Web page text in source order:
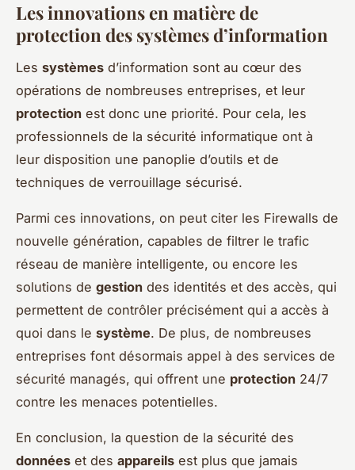
Les innovations en matière de
protection des systèmes d’information
Les systèmes d’information sont au cœur des
opérations de nombreuses entreprises, et leur
protection est donc une priorité. Pour cela, les
professionnels de la sécurité informatique ont à
leur disposition une panoplie d’outils et de
techniques de verrouillage sécurisé.
Parmi ces innovations, on peut citer les Firewalls de
nouvelle génération, capables de filtrer le trafic
réseau de manière intelligente, ou encore les
solutions de gestion des identités et des accès, qui
permettent de contrôler précisément qui a accès à
quoi dans le système. De plus, de nombreuses
entreprises font désormais appel à des services de
sécurité managés, qui offrent une protection 24/7
contre les menaces potentielles.
En conclusion, la question de la sécurité des
données et des appareils est plus que jamais